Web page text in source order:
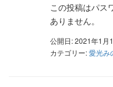
この投稿はパス
ありません。
公開日: 2021年1月
カテゴリー:愛光み